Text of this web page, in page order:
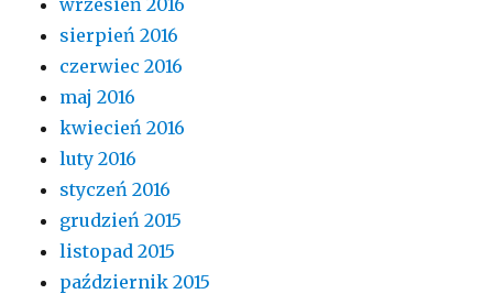
wrzesień 2016
sierpień 2016
czerwiec 2016
maj 2016
kwiecień 2016
luty 2016
styczeń 2016
grudzień 2015
listopad 2015
październik 2015